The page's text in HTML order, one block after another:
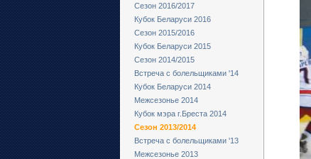
Сезон 2016/2017
Кубок Беларуси 2016
Сезон 2015/2016
Кубок Беларуси 2015
Сезон 2014/2015
Встреча с болельщиками '14
Кубок Беларуси 2014
Межсезонье 2014
Кубок мэра г.Бреста 2014
Сезон 2013/2014
Встреча с болельщиками '13
Межсезонье 2013